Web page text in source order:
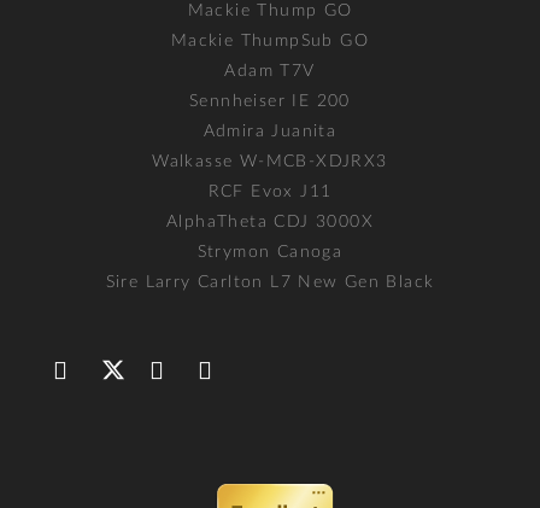
Mackie Thump GO
Mackie ThumpSub GO
Adam T7V
Sennheiser IE 200
Admira Juanita
Walkasse W-MCB-XDJRX3
RCF Evox J11
AlphaTheta CDJ 3000X
Strymon Canoga
Sire Larry Carlton L7 New Gen Black